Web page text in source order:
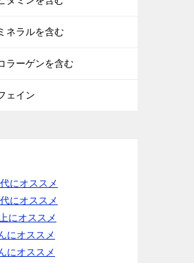
ネラルを含む
ラーゲンを含む
ェイン
にオススメ
にオススメ
にオススメ
にオススメ
にオススメ